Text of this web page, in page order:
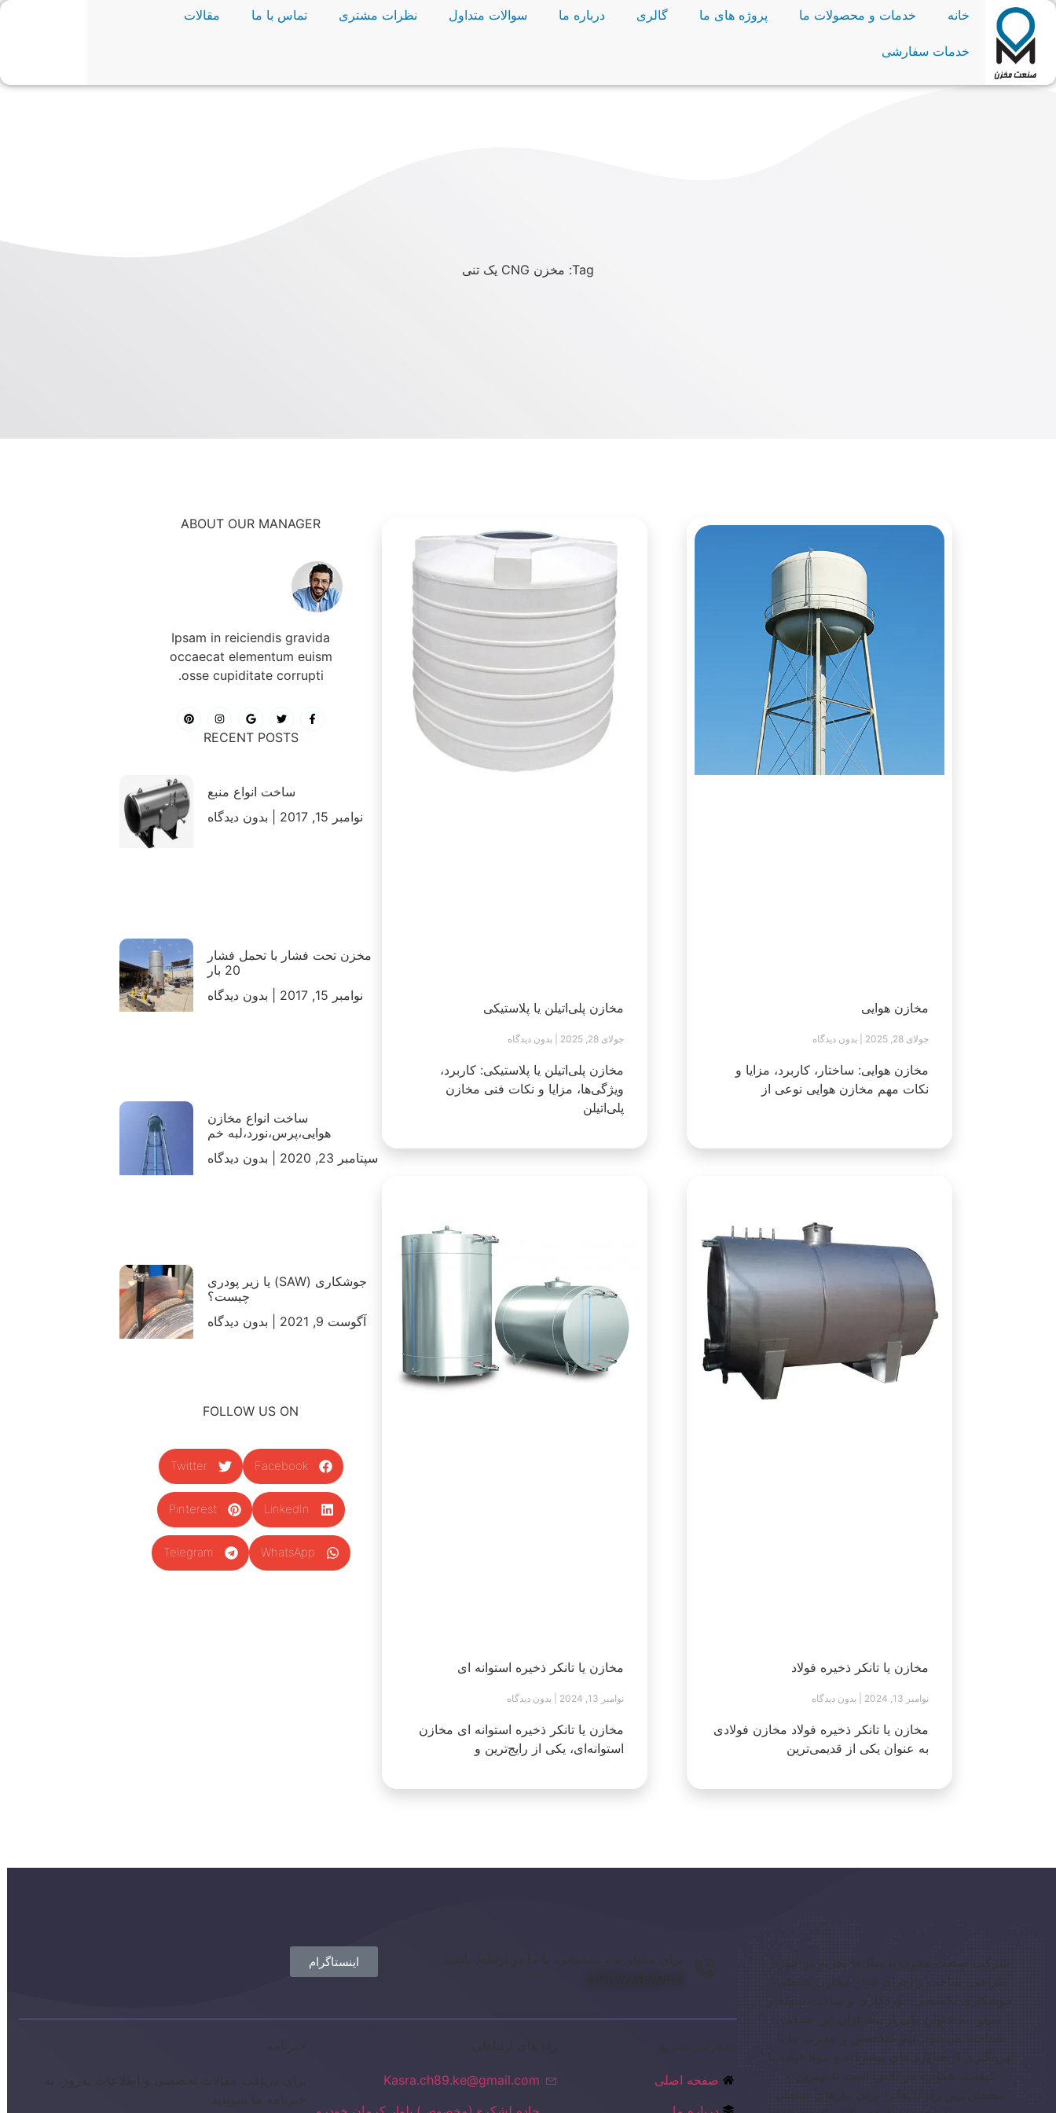
خانه خدمات و محصولات ما پروژه های ما گالری درباره ما سوالات متداول نظرات مشتری تماس با ما مقالات
خدمات سفارشی
Tag: مخزن CNG یک تنی
مخازن هوایی
جولای 28, 2025 بدون دیدگاه
مخازن هوایی: ساختار، کاربرد، مزایا و
نکات مهم مخازن هوایی نوعی از
مخازن پلی‌اتیلن یا پلاستیکی
جولای 28, 2025 بدون دیدگاه
مخازن پلی‌اتیلن یا پلاستیکی: کاربرد،
ویژگی‌ها، مزایا و نکات فنی مخازن
پلی‌اتیلن
مخازن یا تانکر ذخیره فولاد
نوامبر 13, 2024 بدون دیدگاه
مخازن یا تانکر ذخیره فولاد مخازن فولادی
به عنوان یکی از قدیمی‌ترین
مخازن یا تانکر ذخیره استوانه ای
نوامبر 13, 2024 بدون دیدگاه
مخازن یا تانکر ذخیره استوانه ای مخازن
استوانه‌ای، یکی از رایج‌ترین و
ABOUT OUR MANAGER
Ipsam in reiciendis gravida
occaecat elementum euism
osse cupiditate corrupti.
RECENT POSTS
ساخت انواع منبع
نوامبر 15, 2017
بدون دیدگاه
مخزن تحت فشار با تحمل فشار
20 بار
نوامبر 15, 2017
بدون دیدگاه
ساخت انواع مخازن
هوایی،پرس،نورد،لبه خم
سپتامبر 23, 2020
بدون دیدگاه
جوشکاری (SAW) یا زیر پودری
چیست؟
آگوست 9, 2021
بدون دیدگاه
FOLLOW US ON
Facebook
Twitter
LinkedIn
Pinterest
WhatsApp
Telegram
شرکت صنعت مخزن با سال‌ها تجربه در حوزه
طراحی، ساخت و اجرای انواع مخازن صنعتی،
جوشکاری تخصصی، نوردکاری و ساخت سوله و
سیلو، به عنوان یکی از پیشتازان این صنعت
شناخته می‌شود. تیم متخصص و مجرب ما با
بهره‌گیری از فناوری‌های پیشرفته و مواد اولیه با
کیفیت، همواره در تلاش است تا بهترین و
مطمئن‌ترین راه‌حل‌ها را برای نیازهای صنعتی
اینستاگرام
صفحه اصلی
Kasra.ch89.ke@gmail.com
خبرنامه
برای دریافت مقالات تخصصی و اطلاعات به‌روز، به
خبرنامه ما بپیوندید